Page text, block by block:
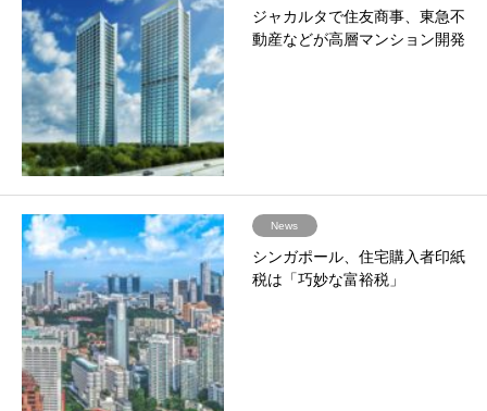
ジャカルタで住友商事、東急不
動産などが高層マンション開発
News
シンガポール、住宅購入者印紙
税は「巧妙な富裕税」